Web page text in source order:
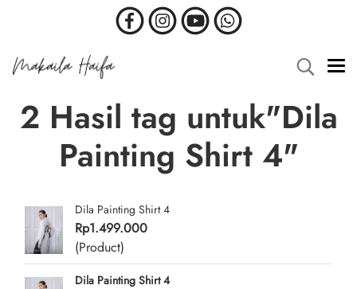
2 Hasil tag untuk"Dila
Painting Shirt 4"
Dila Painting Shirt 4
Rp1.499.000
(Product)
Dila Painting Shirt 4